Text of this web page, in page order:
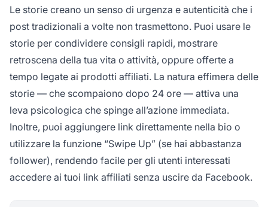
Le storie creano un senso di urgenza e autenticità che i
post tradizionali a volte non trasmettono. Puoi usare le
storie per condividere consigli rapidi, mostrare
retroscena della tua vita o attività, oppure offerte a
tempo legate ai prodotti affiliati. La natura effimera delle
storie — che scompaiono dopo 24 ore — attiva una
leva psicologica che spinge all’azione immediata.
Inoltre, puoi aggiungere link direttamente nella bio o
utilizzare la funzione “Swipe Up” (se hai abbastanza
follower), rendendo facile per gli utenti interessati
accedere ai tuoi link affiliati senza uscire da Facebook.